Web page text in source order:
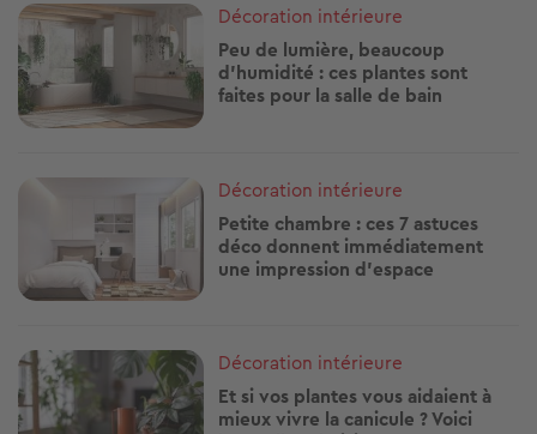
Aménager une chambre pour bébé : les
conseils d’une experte en sommeil